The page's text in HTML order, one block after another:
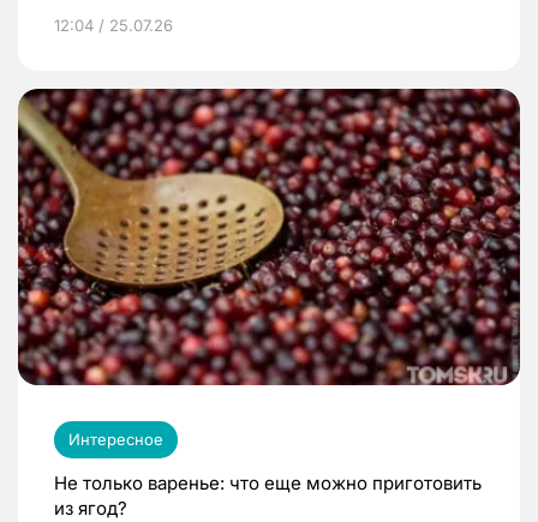
12:04 / 25.07.26
Интересное
Не только варенье: что еще можно приготовить
из ягод?